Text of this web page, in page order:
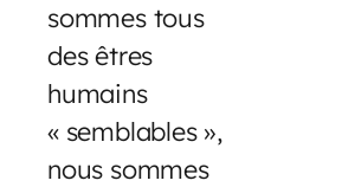
sommes tous
des êtres
humains
« semblables »,
nous sommes